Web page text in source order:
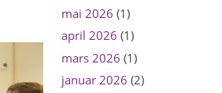
mai 2026 (1)
april 2026 (1)
mars 2026 (1)
januar 2026 (2)